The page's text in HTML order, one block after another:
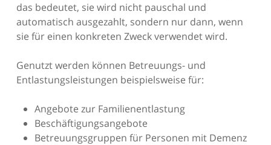
das bedeutet, sie wird nicht pauschal und
automatisch ausgezahlt, sondern nur dann, wenn
sie für einen konkreten Zweck verwendet wird.
Genutzt werden können Betreuungs- und
Entlastungsleistungen beispielsweise für:
Angebote zur Familienentlastung
Beschäftigungsangebote
Betreuungsgruppen für Personen mit Demenz